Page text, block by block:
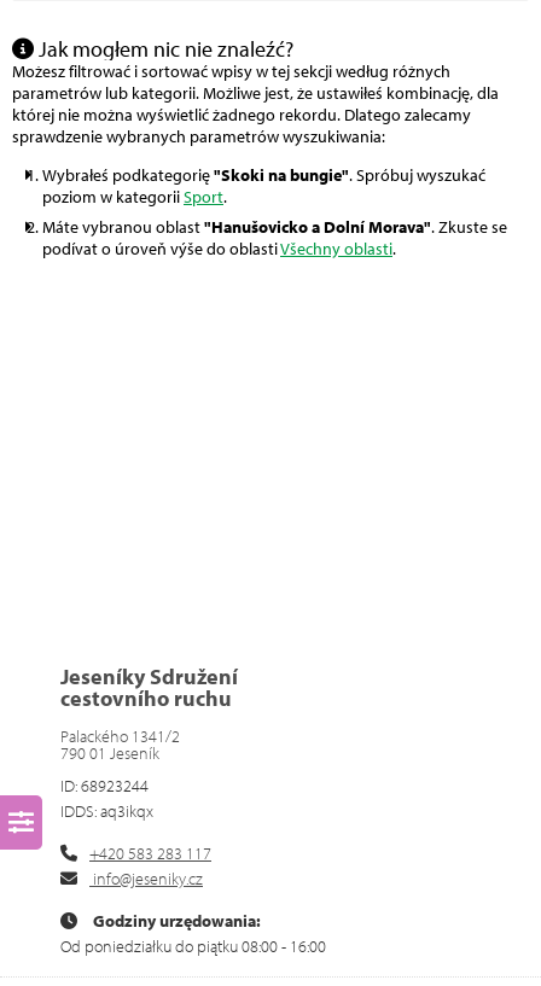
Jak mogłem nic nie znaleźć?
Możesz filtrować i sortować wpisy w tej sekcji według różnych
parametrów lub kategorii. Możliwe jest, że ustawiłeś kombinację, dla
której nie można wyświetlić żadnego rekordu. Dlatego zalecamy
sprawdzenie wybranych parametrów wyszukiwania:
Wybrałeś podkategorię"Skoki na bungie". Spróbuj wyszukać
poziom w kategoriiSport.
Máte vybranou oblast"Hanušovicko a Dolní Morava". Zkuste se
podívat o úroveň výše do oblastiVšechny oblasti.
Jeseníky Sdružení
cestovního ruchu
Palackého 1341/2
790 01 Jeseník
ID: 68923244
IDDS: aq3ikqx
+420 583 283 117
info@jeseniky.cz
Godziny urzędowania:
Od poniedziałku do piątku 08:00 - 16:00